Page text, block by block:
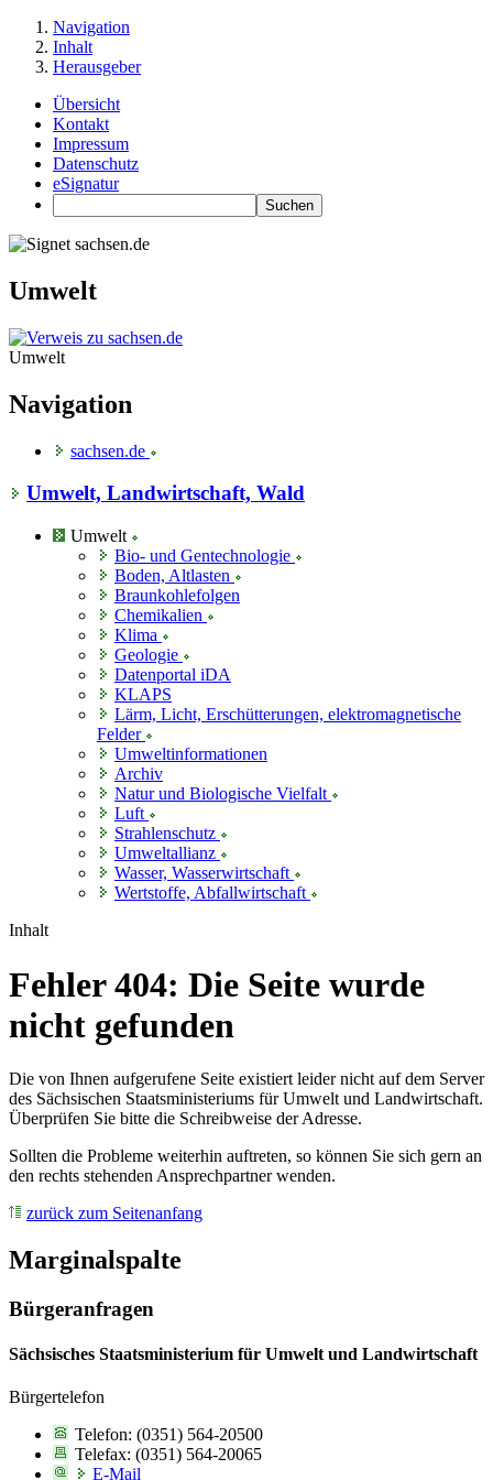
Navigation
Inhalt
Herausgeber
Übersicht
Kontakt
Impressum
Datenschutz
eSignatur
Umwelt
Umwelt
Navigation
sachsen.de
Umwelt, Landwirtschaft, Wald
Umwelt
Bio- und Gentechnologie
Boden, Altlasten
Braunkohlefolgen
Chemikalien
Klima
Geologie
Datenportal iDA
KLAPS
Lärm, Licht, Erschütterungen, elektromagnetische
Felder
Umweltinformationen
Archiv
Natur und Biologische Vielfalt
Luft
Strahlenschutz
Umweltallianz
Wasser, Wasserwirtschaft
Wertstoffe, Abfallwirtschaft
Inhalt
Fehler 404: Die Seite wurde
nicht gefunden
Die von Ihnen aufgerufene Seite existiert leider nicht auf dem Server
des Sächsischen Staatsministeriums für Umwelt und Landwirtschaft.
Überprüfen Sie bitte die Schreibweise der Adresse.
Sollten die Probleme weiterhin auftreten, so können Sie sich gern an
den rechts stehenden Ansprechpartner wenden.
zurück zum Seitenanfang
Marginalspalte
Bürgeranfragen
Sächsisches Staatsministerium für Umwelt und Landwirtschaft
Bürgertelefon
Telefon: (0351) 564-20500
Telefax: (0351) 564-20065
E-Mail